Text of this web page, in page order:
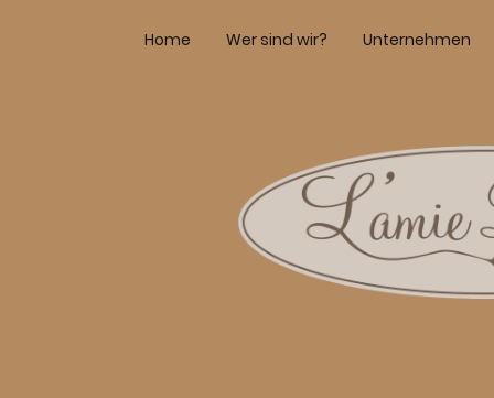
Home Wer sind wir? Unternehmen